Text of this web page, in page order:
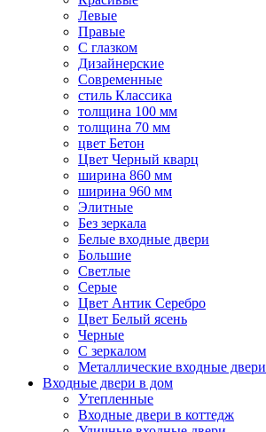
Левые
Правые
С глазком
Дизайнерские
Современные
стиль Классика
толщина 100 мм
толщина 70 мм
цвет Бетон
Цвет Черный кварц
ширина 860 мм
ширина 960 мм
Элитные
Без зеркала
Белые входные двери
Большие
Светлые
Серые
Цвет Антик Серебро
Цвет Белый ясень
Черные
С зеркалом
Металлические входные двери
Входные двери в дом
Утепленные
Входные двери в коттедж